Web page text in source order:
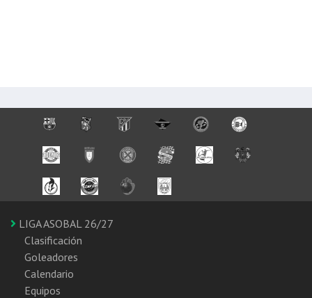
LIGA ASOBAL 26/27
Clasificación
Goleadores
Calendario
Equipos